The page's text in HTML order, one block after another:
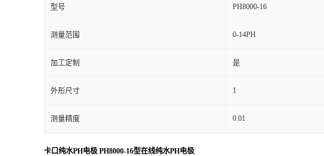
型号 PH8000-16
测量范围 0-14PH
加工定制 是
外形尺寸 1
测量精度 0.01
卡口纯水PH电极 PH8000-16型在线纯水PH电极